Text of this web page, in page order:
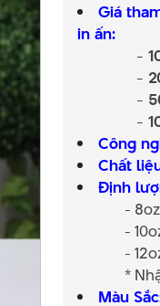
Giá
in ấn:
-
-
-
-
Công
Chất
Định
- 8oz ≈
- 10oz ≈
- 12oz ≈
* Nhận
Màu Sắc